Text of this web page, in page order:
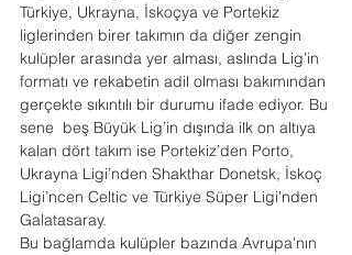
Türkiye, Ukrayna, İskoçya ve Portekiz
liglerinden birer takımın da diğer zengin
kulüpler arasında yer alması, aslında Lig’in
formatı ve rekabetin adil olması bakımından
gerçekte sıkıntılı bir durumu ifade ediyor. Bu
sene  beş Büyük Lig’in dışında ilk on altıya
kalan dört takım ise Portekiz’den Porto,
Ukrayna Ligi’nden Shakthar Donetsk, İskoç
Ligi’ncen Celtic ve Türkiye Süper Ligi’nden
Galatasaray.
Bu bağlamda kulüpler bazında Avrupa'nın